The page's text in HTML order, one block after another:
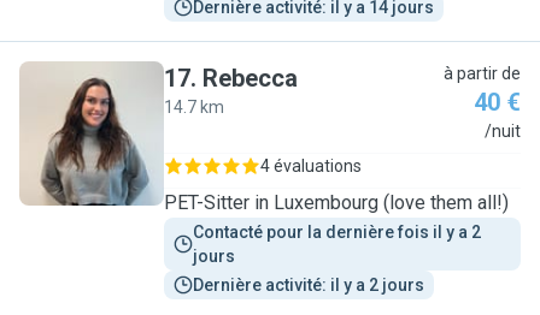
Dernière activité: il y a 14 jours
R
17. Rebecca
14.7 km
à partir de
40 €
/nuit
4 évaluations
PET-Sitter in Luxembourg (love them all!)
Contacté pour la dernière fois il y a 2
jours
Dernière activité: il y a 2 jours